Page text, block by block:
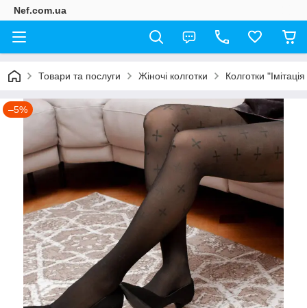
Nef.com.ua
Товари та послуги Жіночі колготки Колготки
–5%